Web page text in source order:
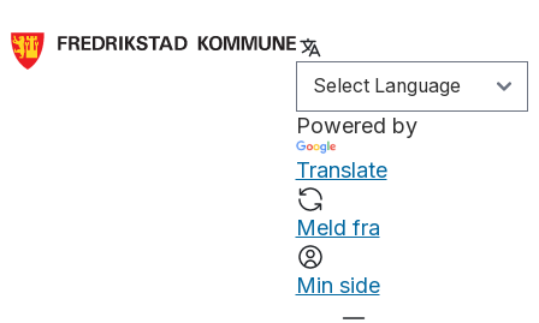
Powered by
Translate
Meld fra
Min side